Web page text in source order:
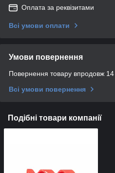
Оплата за реквізитами
Всі умови оплати
Умови повернення
Повернення товару впродовж 14
Всі умови повернення
Подібні товари компанії